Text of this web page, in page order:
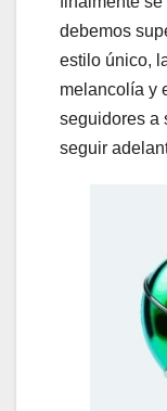
debemos
estilo único,
melancolía y
seguidores a
seguir